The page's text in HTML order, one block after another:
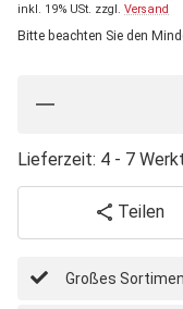
inkl. 19% USt. zzgl. Versand
Bitte beachten Sie den
Lieferzeit: 4 - 7
Teilen
Großes